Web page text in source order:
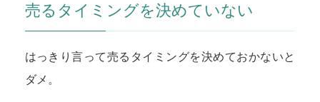
売るタイミングを決めていない
はっきり言って売るタイミングを決めておかないと
ダメ。